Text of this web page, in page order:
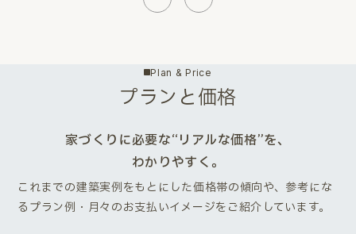
Plan & Price
プランと価格
家づくりに必要な“リアルな価格”を、
わかりやすく。
これまでの建築実例をもとにした価格帯の傾向や、参考にな
るプラン例・月々のお支払いイメージをご紹介しています。